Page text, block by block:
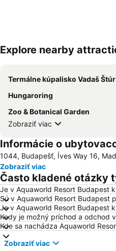
Explore nearby
Termálne kúpalisko Vadaš Štúrovo
Hungaroring
Zoo & Botanical Garden
Zobraziť viac
Informácie o
1044, Budapešť, Íves Way 16,
Zobraziť viac
Často kladené otázky
Je v Aquaworld Resort Budapest
Sú v Aquaworld Resort Budapest
Je v Aquaworld Resort Budapest
Kedy je možný príchod a odchod
Kde sa nachádza Aquaworld
Zobraziť viac